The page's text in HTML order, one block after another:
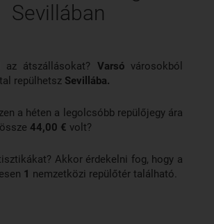
Sevillában
az átszállásokat? Varsóvárosokból
repülhetsz Sevillába.
a héten a legolcsóbb repülőjegy ára
44,00 € volt?
Akkor érdekelni fog, hogy a
1 nemzetközi repülőtér található.